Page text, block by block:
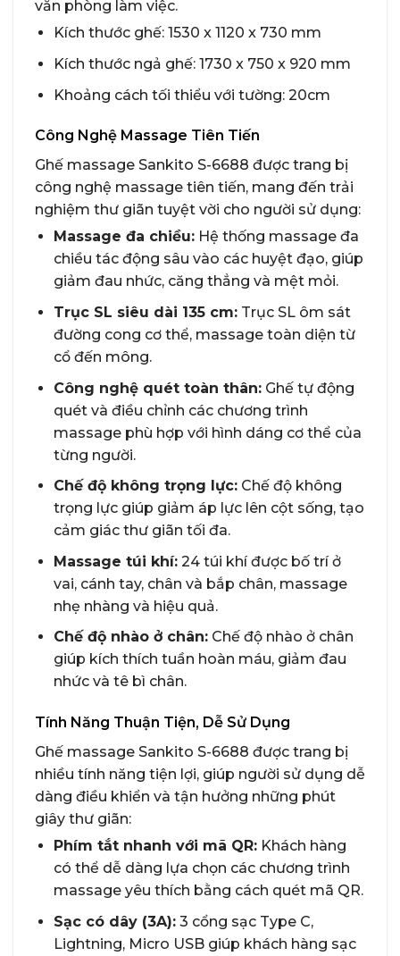
văn phòng làm việc.
Kích thước ghế: 1530 x 1120 x 730 mm
Kích thước ngả ghế: 1730 x 750 x 920 mm
Khoảng cách tối thiểu với tường: 20cm
Công Nghệ Massage Tiên Tiến
Ghế massage Sankito S-6688 được trang bị
công nghệ massage tiên tiến, mang đến trải
nghiệm thư giãn tuyệt vời cho người sử dụng:
Massage đa chiều:Hệ thống massage đa
chiều tác động sâu vào các huyệt đạo, giúp
giảm đau nhức, căng thẳng và mệt mỏi.
Trục SL siêu dài 135 cm:Trục SL ôm sát
đường cong cơ thể, massage toàn diện từ
cổ đến mông.
Công nghệ quét toàn thân:Ghế tự động
quét và điều chỉnh các chương trình
massage phù hợp với hình dáng cơ thể của
từng người.
Chế độ không trọng lực:Chế độ không
trọng lực giúp giảm áp lực lên cột sống, tạo
cảm giác thư giãn tối đa.
Massage túi khí:24 túi khí được bố trí ở
vai, cánh tay, chân và bắp chân, massage
nhẹ nhàng và hiệu quả.
Chế độ nhào ở chân:Chế độ nhào ở chân
giúp kích thích tuần hoàn máu, giảm đau
nhức và tê bì chân.
Tính Năng Thuận Tiện, Dễ Sử Dụng
Ghế massage Sankito S-6688 được trang bị
nhiều tính năng tiện lợi, giúp người sử dụng dễ
dàng điều khiển và tận hưởng những phút
giây thư giãn:
Phím tắt nhanh với mã QR:Khách hàng
có thể dễ dàng lựa chọn các chương trình
massage yêu thích bằng cách quét mã QR.
Sạc có dây (3A):3 cổng sạc Type C,
Lightning, Micro USB giúp khách hàng sạc